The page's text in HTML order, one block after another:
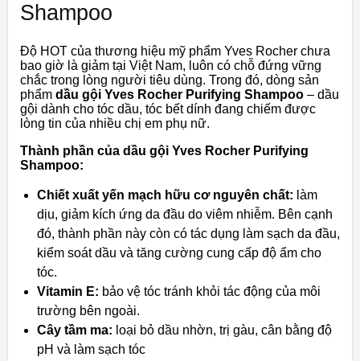
Shampoo
Độ HOT của thương hiệu mỹ phẩm Yves Rocher chưa
bao giờ là giảm tại Việt Nam, luôn có chỗ đứng vững
chắc trong lòng người tiêu dùng. Trong đó, dòng sản
phẩm dầu gội Yves Rocher Purifying Shampoo – dầu
gội dành cho tóc dầu, tóc bết dính đang chiếm được
lòng tin của nhiều chị em phụ nữ.
Thành phần của dầu gội Yves Rocher Purifying
Shampoo:
Chiết xuất yến mạch hữu cơ nguyên chất: làm
dịu, giảm kích ứng da đầu do viêm nhiễm. Bên cạnh
đó, thành phần này còn có tác dụng làm sạch da đầu,
kiểm soát dầu và tăng cường cung cấp độ ẩm cho
tóc.
Vitamin E: bảo vệ tóc tránh khỏi tác động của môi
trường bên ngoài.
Cây tầm ma: loại bỏ dầu nhờn, trị gàu, cân bằng độ
pH và làm sạch tóc